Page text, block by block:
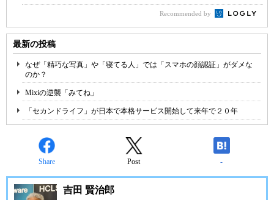
Recommended by
最新の投稿
なぜ「精巧な写真」や「寝てる人」では「スマホの顔認証」がダメな
のか？
Mixiの逆襲「みてね」
「セカンドライフ」が日本で本格サービス開始して来年で２０年
Share Post -
吉田 賢治郎